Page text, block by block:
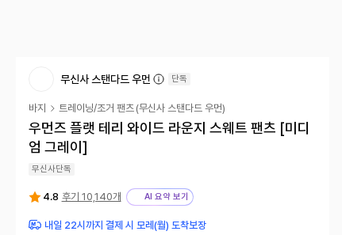
무신사 스탠다드 우먼 단독
바지 트레이닝/조거 팬츠 (무신사 스탠다드 우먼)
우먼즈 플랫 테리 와이드 라운지 스웨트 팬츠 [미디
엄 그레이]
무신사단독
4.8 후기 10,140개 AI 요약 보기
내일 22시까지 결제 시 모레(월) 도착보장